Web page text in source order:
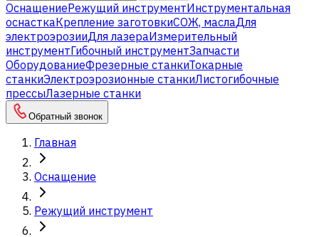
ОснащениеРежущий инструментИнструментальная
оснасткаКрепление заготовкиСОЖ, маслаДля
электроэрозииДля лазераИзмерительный
инструментГибочный инструментЗапчасти
ОборудованиеФрезерные станкиТокарные
станкиЭлектроэрозионные станкиЛистогибочные
прессыЛазерные станки
Обратный звонок
Главная
Оснащение
Режущий инструмент